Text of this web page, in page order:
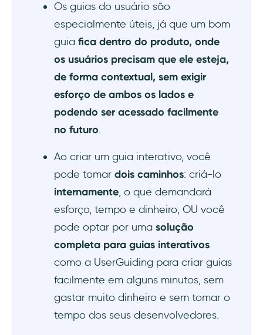
Os guias do usuário são
especialmente úteis, já que um bom
guia fica dentro do produto, onde
os usuários precisam que ele esteja,
de forma contextual, sem exigir
esforço de ambos os lados e
podendo ser acessado facilmente
no futuro.
Ao criar um guia interativo, você
pode tomar dois caminhos: criá-lo
internamente, o que demandará
esforço, tempo e dinheiro; OU você
pode optar por uma solução
completa para guias interativos
como a UserGuiding para criar guias
facilmente em alguns minutos, sem
gastar muito dinheiro e sem tomar o
tempo dos seus desenvolvedores.